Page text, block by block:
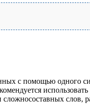
с помощью одного
использовать
слов,